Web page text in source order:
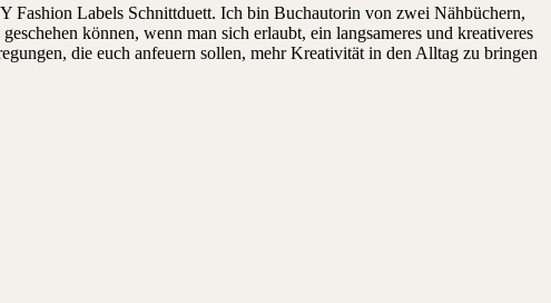
Labels Schnittduett. Ich bin Buchautorin von zwei Nähbüchern,
können, wenn man sich erlaubt, ein langsameres und kreativeres
die euch anfeuern sollen, mehr Kreativität in den Alltag zu bringen